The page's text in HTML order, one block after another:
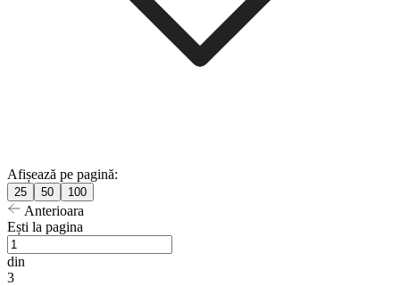
Afișează pe pagină:
25 50 100
Anterioara
Ești la pagina
din
3